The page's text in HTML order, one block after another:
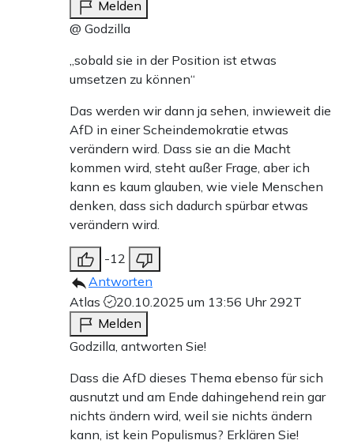
Melden
@ Godzilla
„sobald sie in der Position ist etwas
umsetzen zu können“
Das werden wir dann ja sehen, inwieweit die
AfD in einer Scheindemokratie etwas
verändern wird. Dass sie an die Macht
kommen wird, steht außer Frage, aber ich
kann es kaum glauben, wie viele Menschen
denken, dass sich dadurch spürbar etwas
verändern wird.
-12
Antworten
Atlas
20.10.2025 um 13:56 Uhr 292T
Melden
Godzilla, antworten Sie!
Dass die AfD dieses Thema ebenso für sich
ausnutzt und am Ende dahingehend rein gar
nichts ändern wird, weil sie nichts ändern
kann, ist kein Populismus? Erklären Sie!